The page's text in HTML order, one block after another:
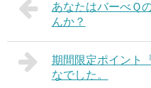
あなたはバーべＱ
んか？
期間限定ポイント
なでした。